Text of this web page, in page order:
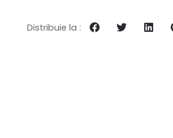
Distribuie la :